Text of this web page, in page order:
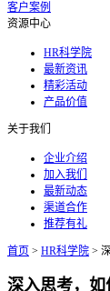
客户案例
资源中心
HR科学院
最新资讯
精彩活动
产品价值
关于我们
企业介绍
加入我们
最新动态
渠道合作
推荐有礼
首页 > HR科学院 >
深入思考，如